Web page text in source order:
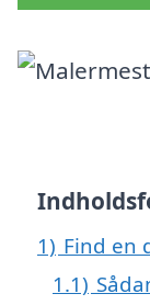
1) Find en
1.1)